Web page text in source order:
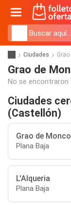
Ciudades
Grao de
No se encontraron
Ciudades
(Castellón)
Grao de
Plana Baja
L'Alqueria
Plana Baja